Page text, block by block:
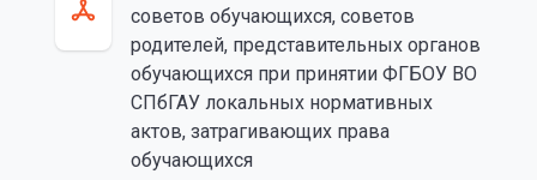
советов обучающихся, советов
родителей, представительных органов
обучающихся при принятии ФГБОУ ВО
СПбГАУ локальных нормативных
актов, затрагивающих права
обучающихся